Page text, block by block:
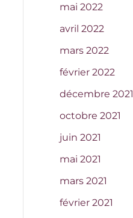
mai 2022
avril 2022
mars 2022
février 2022
décembre 2021
octobre 2021
juin 2021
mai 2021
mars 2021
février 2021